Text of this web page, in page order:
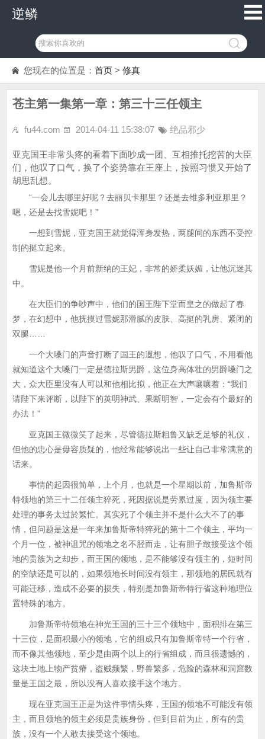
逆鳞
您现在的位置是： 首页 > 修真
苍主第一集第一章：第三十三任领主
fu44.com 2014-04-11 15:38:07 绝品邪少
亚克国王非常头疼的看着下面吵成一团、互相推托挖苦的大臣
们，他叹了口气，换了个姿势靠在王座上，按照习惯又开始了
胡思乱想。
“一会儿去哪里好呢？去丽贝卡那里？还是去维多利亚那里？
嗯，还是去找雪妮吧！”
一想到雪妮，亚克国王就觉得浑身发热，两腿间的东西不受控
制的挺立起来。
雪妮是他一个月前新纳的王妃，非常的娇柔妖媚，让他沉迷其
中。
在大臣们的争吵声中，他们的国王陛下堂而皇之的做起了春
梦，在幻想中，他抚摸过雪妮那滑腻的皮肤、高挺的乳房、紧闭的
双腿……
一个大嗓门的声音打断了国王的遐想，他叹了口气，不用看他
就知道这个大嗓门一定是德拉斯男爵，这位身高体壮的男爵嗓门之
大，众大臣里没有人可以和他相比拟，他正在大声嚷嚷着：“我们
请陛下来评断，以陛下的英明神武、果断明智，一定会有个最好的
办法！”
亚克国王微微笑了起来，尽管德拉斯粗鲁又缺乏足够的礼仪，
但他的忠心是毋容质疑的，他经常能够说出一些让自己非常满意的
话来。
事情的起因很简单，上个月，也就是一个星期以前，加鲁斯帝
特领地的第三十二任领主猝死，死因据说是劳累过度，因为领主要
处理的事务太过於繁忙。其实死了个领主并不是什么大不了的事
情，但问题是这是一年来加鲁斯帝特猝死的第十二个领主，平均一
个月一位，被神诅咒的领地之名不胫而走，让有胆子敢接受这个领
地的贵族为之却步，而王国的领地，是不能够没有领主的，短时间
的空缺还是可以的，如果领地长时间没有领主，那领地的居民就有
可能迁移，造成不必要的损失，特别是加鲁斯帝特行省这种地理位
置特殊的地方。
加鲁斯帝特领地在神光王国的三十三个领地中，面积排在第三
十三位，是面积最小的领地，它的组成只有加鲁斯帝特一个行省，
而不像其他领地，至少是由两个以上的行省组成，而且很遗憾的，
这块土地上物产贫瘠，盗贼频繁，野兽繁多，危险的森林和洞窟数
量是王国之最，所以没有人喜欢接手这个地方。
现在亚克国王正是为这件事情头疼，王国的领地不可能没有领
主，而且领地的领主必须是贵族身份，但到目前为止，所有的贵
族，没有一个人敢去接受这个领地。